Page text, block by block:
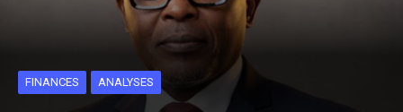
FINANCES ANALYSES